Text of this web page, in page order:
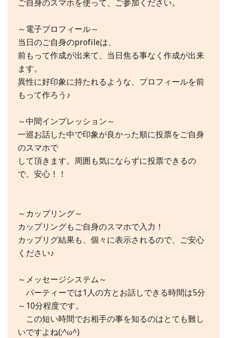
ご自身のスマホを使って、ご参加ください。
～電子プロフィール～
当日のご自身のprofileは、
前もって作成が出来て、当日焦る事なく作成が出来
ます。
異性に好印象に持たれるような、プロフィールを前
もって作ろう♪
～中間インプレッション～
一巡お話した中で印象が良かった順に投票をご自身
のスマホで
して頂きます。周囲も気にならずに投票できるの
で、安心！！
～カップリング～
カップリングもご自身のスマホで入力！
カップリグ結果も、個々に表示されるので、ご安心
ください♪
～メッセージシステム～
パーティーでは1人の方とお話しできる時間は5分
～10分程度です。
この短い時間でお相手の事を知るのはとても難し
いですよね(;^ω^)